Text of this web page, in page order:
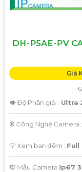
DH-P5AE-PV
Giá
👁 Độ Phân giải : Ultra
®️ Công Nghệ Camera :
💡 Xem ban đêm : Full
🎼️ Mẫu Camera Ip67